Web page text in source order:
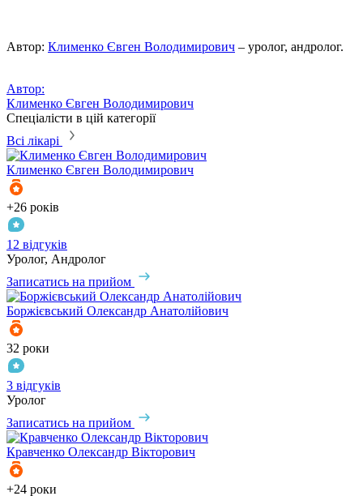
Автор: Клименко Євген Володимирович – уролог, андролог.
Автор:
Клименко Євген Володимирович
Спеціалісти в цій категорії
Всі лікарі
Клименко Євген Володимирович
+26 років
12 відгуків
Уролог, Андролог
Записатись на прийом
Боржієвський Олександр Анатолійович
32 роки
3 відгуків
Уролог
Записатись на прийом
Кравченко Олександр Вікторович
+24 роки